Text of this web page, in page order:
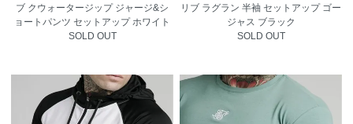
ブ クウォータージップ ジャージ&シ
ョートパンツ セットアップ ホワイト
SOLD OUT
リブ ラグラン 半袖 セットアップ ゴー
ジャス ブラック
SOLD OUT